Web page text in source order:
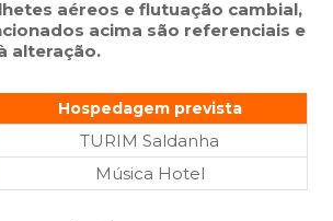
aéreos e flutuação cambial,
acima são referenciais e
alteração.
Hospedagem prevista
TURIM Saldanha
Música Hotel